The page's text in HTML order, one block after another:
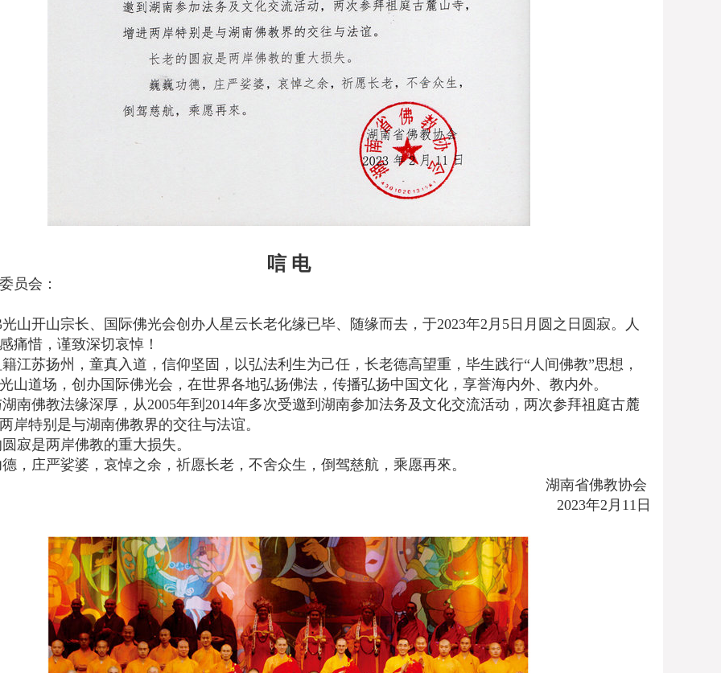
唁 电
员会：
开山宗长、国际佛光会创办人星云长老化缘已毕、随缘而去，于2023年2月5日月圆之日圆寂。人
痛惜，谨致深切哀悼！
苏扬州，童真入道，信仰坚固，以弘法利生为己任，长老德高望重，毕生践行“人间佛教”思想，
山道场，创办国际佛光会，在世界各地弘扬佛法，传播弘扬中国文化，享誉海内外、教内外。
佛教法缘深厚，从2005年到2014年多次受邀到湖南参加法务及文化交流活动，两次参拜祖庭古麓
岸特别是与湖南佛教界的交往与法谊。
是两岸佛教的重大损失。
庄严娑婆，哀悼之余，祈愿长老，不舍众生，倒驾慈航，乘愿再來。
湖南省佛教协会
2023年2月11日